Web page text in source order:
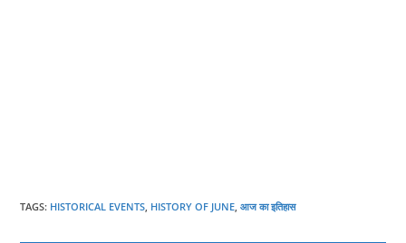
TAGS: HISTORICAL EVENTS, HISTORY OF JUNE, आज का इतिहास